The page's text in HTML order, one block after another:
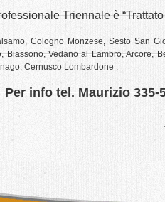
Triennale è
Cologno Monzese, Sesto San
Biassono, Vedano al Lambro, Arcore,
Cernusco Lombardone .
Per info tel. Maurizio 335-